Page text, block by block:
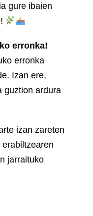
gure ibaien
erronka!
erronka
Izan ere,
guztion ardura
izan zareten
jarraituko